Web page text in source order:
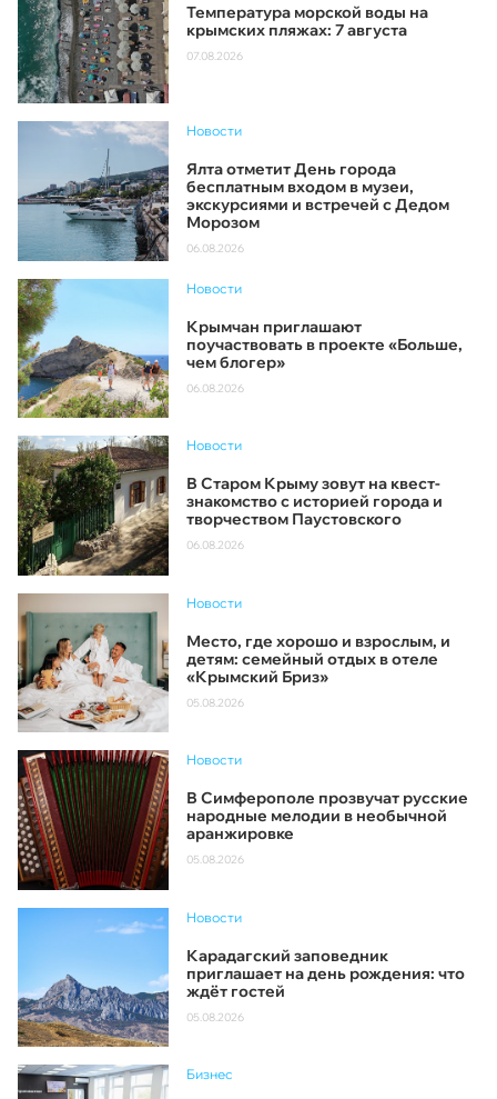
Температура морской воды на
крымских пляжах: 7 августа
07.08.2026
Новости
Ялта отметит День города
бесплатным входом в музеи,
экскурсиями и встречей с Дедом
Морозом
06.08.2026
Новости
Крымчан приглашают
поучаствовать в проекте «Больше,
чем блогер»
06.08.2026
Новости
В Старом Крыму зовут на квест-
знакомство с историей города и
творчеством Паустовского
06.08.2026
Новости
Место, где хорошо и взрослым, и
детям: семейный отдых в отеле
«Крымский Бриз»
05.08.2026
Новости
В Симферополе прозвучат русские
народные мелодии в необычной
аранжировке
05.08.2026
Новости
Карадагский заповедник
приглашает на день рождения: что
ждёт гостей
05.08.2026
Бизнес